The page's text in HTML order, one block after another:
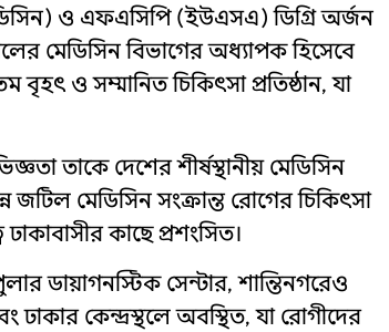
ও এফএসিপি (ইউএসএ) ডিগ্রি অর্জন
মেডিসিন বিভাগের অধ্যাপক হিসেবে
ও সম্মানিত চিকিৎসা প্রতিষ্ঠান, যা
তাকে দেশের শীর্ষস্থানীয় মেডিসিন
জটিল মেডিসিন সংক্রান্ত রোগের চিকিৎসা
কাছে প্রশংসিত।
ডায়াগনস্টিক সেন্টার, শান্তিনগরেও
ঢাকার কেন্দ্রস্থলে অবস্থিত, যা রোগীদের